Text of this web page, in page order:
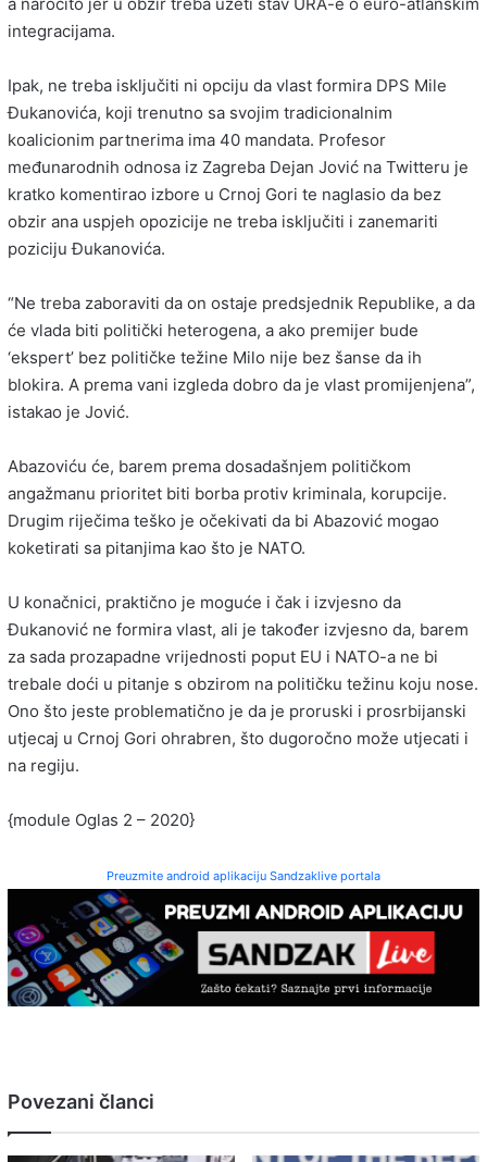
integracijama.
Ipak, ne treba isključiti ni opciju da vlast formira DPS Mile
Đukanovića, koji trenutno sa svojim tradicionalnim
koalicionim partnerima ima 40 mandata. Profesor
međunarodnih odnosa iz Zagreba Dejan Jović na Twitteru je
kratko komentirao izbore u Crnoj Gori te naglasio da bez
obzir ana uspjeh opozicije ne treba isključiti i zanemariti
poziciju Đukanovića.
“Ne treba zaboraviti da on ostaje predsjednik Republike, a da
će vlada biti politički heterogena, a ako premijer bude
‘ekspert’ bez političke težine Milo nije bez šanse da ih
blokira. A prema vani izgleda dobro da je vlast promijenjena”,
istakao je Jović.
Abazoviću će, barem prema dosadašnjem političkom
angažmanu prioritet biti borba protiv kriminala, korupcije.
Drugim riječima teško je očekivati da bi Abazović mogao
koketirati sa pitanjima kao što je NATO.
U konačnici, praktično je moguće i čak i izvjesno da
Đukanović ne formira vlast, ali je također izvjesno da, barem
za sada prozapadne vrijednosti poput EU i NATO-a ne bi
trebale doći u pitanje s obzirom na političku težinu koju nose.
Ono što jeste problematično je da je proruski i prosrbijanski
utjecaj u Crnoj Gori ohrabren, što dugoročno može utjecati i
na regiju.
{module Oglas 2 – 2020}
Preuzmite android aplikaciju Sandzaklive portala
Povezani članci